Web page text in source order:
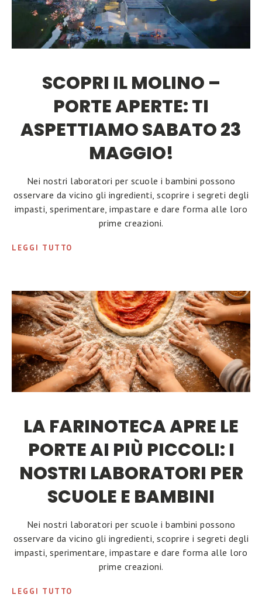
SCOPRI IL MOLINO –
PORTE APERTE: TI
ASPETTIAMO SABATO 23
MAGGIO!
Nei nostri laboratori per scuole i bambini possono
osservare da vicino gli ingredienti, scoprire i segreti degli
impasti, sperimentare, impastare e dare forma alle loro
prime creazioni.
LEGGI TUTTO
LA FARINOTECA APRE LE
PORTE AI PIÙ PICCOLI: I
NOSTRI LABORATORI PER
SCUOLE E BAMBINI
Nei nostri laboratori per scuole i bambini possono
osservare da vicino gli ingredienti, scoprire i segreti degli
impasti, sperimentare, impastare e dare forma alle loro
prime creazioni.
LEGGI TUTTO